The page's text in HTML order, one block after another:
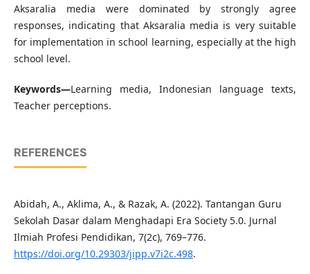
Aksaralia media were dominated by strongly agree
responses, indicating that Aksaralia media is very suitable
for implementation in school learning, especially at the high
school level.
Keywords—Learning media, Indonesian language texts,
Teacher perceptions.
REFERENCES
Abidah, A., Aklima, A., & Razak, A. (2022). Tantangan Guru
Sekolah Dasar dalam Menghadapi Era Society 5.0. Jurnal
Ilmiah Profesi Pendidikan, 7(2c), 769–776.
https://doi.org/10.29303/jipp.v7i2c.498.